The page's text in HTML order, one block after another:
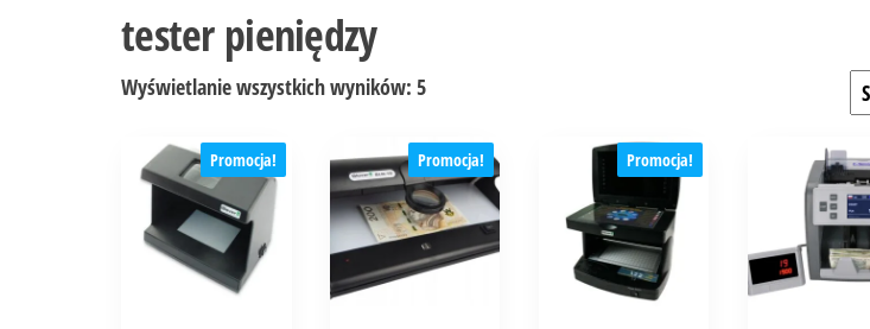
tester pieniędzy
Wyświetlanie wszystkich wyników: 5
Promocja! Promocja! Promocja!